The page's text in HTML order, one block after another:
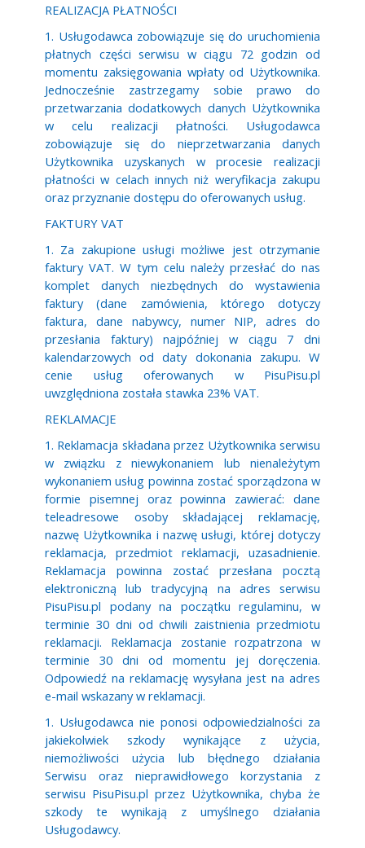
REALIZACJA PŁATNOŚCI
1. Usługodawca zobowiązuje się do uruchomienia
płatnych części serwisu w ciągu 72 godzin od
momentu zaksięgowania wpłaty od Użytkownika.
Jednocześnie zastrzegamy sobie prawo do
przetwarzania dodatkowych danych Użytkownika
w celu realizacji płatności. Usługodawca
zobowiązuje się do nieprzetwarzania danych
Użytkownika uzyskanych w procesie realizacji
płatności w celach innych niż weryfikacja zakupu
oraz przyznanie dostępu do oferowanych usług.
FAKTURY VAT
1. Za zakupione usługi możliwe jest otrzymanie
faktury VAT. W tym celu należy przesłać do nas
komplet danych niezbędnych do wystawienia
faktury (dane zamówienia, którego dotyczy
faktura, dane nabywcy, numer NIP, adres do
przesłania faktury) najpóźniej w ciągu 7 dni
kalendarzowych od daty dokonania zakupu. W
cenie usług oferowanych w PisuPisu.pl
uwzględniona została stawka 23% VAT.
REKLAMACJE
1. Reklamacja składana przez Użytkownika serwisu
w związku z niewykonaniem lub nienależytym
wykonaniem usług powinna zostać sporządzona w
formie pisemnej oraz powinna zawierać: dane
teleadresowe osoby składającej reklamację,
nazwę Użytkownika i nazwę usługi, której dotyczy
reklamacja, przedmiot reklamacji, uzasadnienie.
Reklamacja powinna zostać przesłana pocztą
elektroniczną lub tradycyjną na adres serwisu
PisuPisu.pl podany na początku regulaminu, w
terminie 30 dni od chwili zaistnienia przedmiotu
reklamacji. Reklamacja zostanie rozpatrzona w
terminie 30 dni od momentu jej doręczenia.
Odpowiedź na reklamację wysyłana jest na adres
e-mail wskazany w reklamacji.
1. Usługodawca nie ponosi odpowiedzialności za
jakiekolwiek szkody wynikające z użycia,
niemożliwości użycia lub błędnego działania
Serwisu oraz nieprawidłowego korzystania z
serwisu PisuPisu.pl przez Użytkownika, chyba że
szkody te wynikają z umyślnego działania
Usługodawcy.